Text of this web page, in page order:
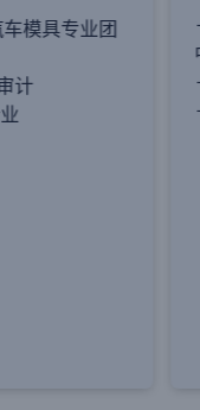
具创新研究
实验室
会长单位